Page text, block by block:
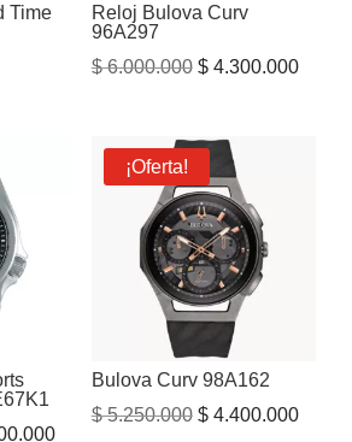
Time
Reloj Bulova Curv
96A297
$6.000.000 El
$ 6.000.000.
$4.300.000El
El
¡Oferta!
Bulova Curv 98A162
$5.250.000 El
$4.400.000El